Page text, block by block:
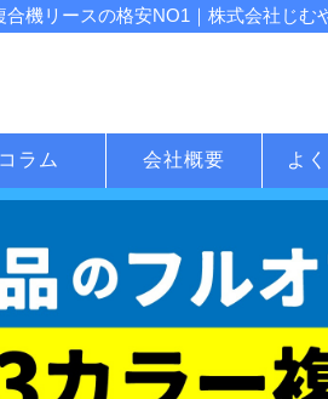
機リースの格安NO1｜株式会社じむ
コラム 会社概要 よ